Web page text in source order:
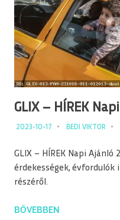
GLIX – HÍREK
2023-10-17 BEDI VIKTOR
GLIX – HÍREK Napi Ajánló
érdekességek,
részéről.
BŐVEBBEN